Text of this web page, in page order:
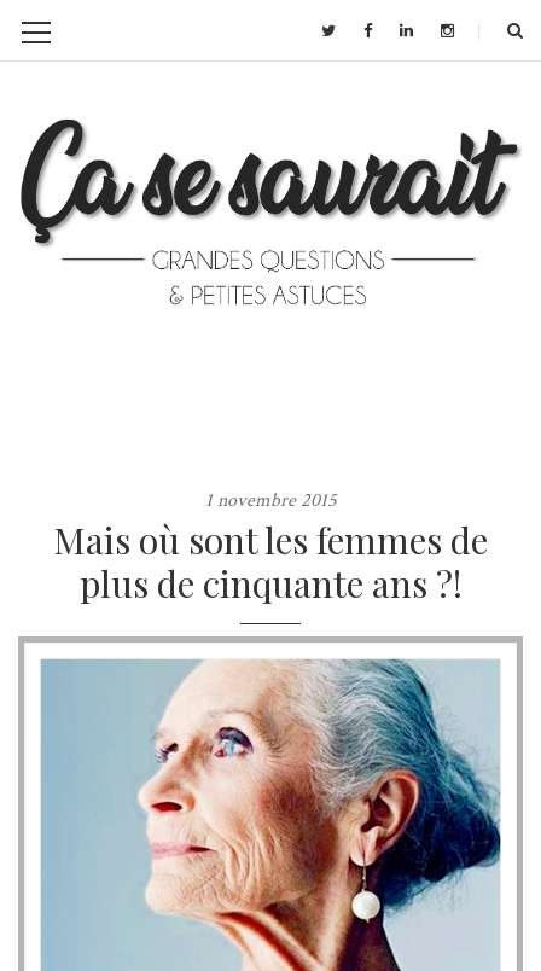
1 novembre 2015
Mais où sont les femmes de
plus de cinquante ans ?!